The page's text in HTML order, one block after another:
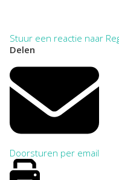
Stuur een reactie naar
Delen
Doorsturen per email